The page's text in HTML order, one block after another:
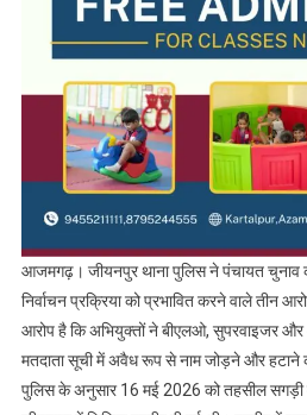
आजमगढ़। जीयनपुर थाना पुलिस ने पंचायत चुनाव
निर्वाचन प्रक्रिया को प्रभावित करने वाले तीन
आरोप है कि अभियुक्तों ने बीएलओ, सुपरवाइजर और
मतदाता सूची में अवैध रूप से नाम जोड़ने और हटाने
पुलिस के अनुसार 16 मई 2026 को तहसील सगड़ी में